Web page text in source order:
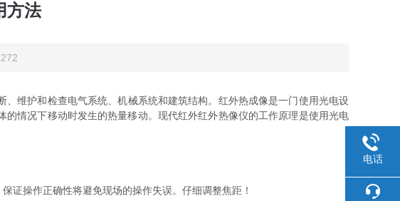
方法
维护和检查电气系统、机械系统和建筑结构。红外热成像是一门使用光电设
情况下移动时发生的热量移动。现代红外红外热像仪的工作原理是使用光电
操作正确性将避免现场的操作失误。仔细调整焦距！
电话